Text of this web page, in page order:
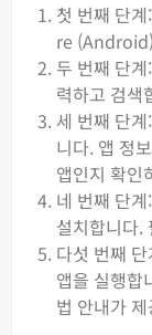
첫 번째 단
re
두 번째 단
력하고 검색
세 번째 단
니다. 앱 정
앱인지 확인
네 번째 단
설치합니다.
다섯 번째
앱을 실행합
법 안내가